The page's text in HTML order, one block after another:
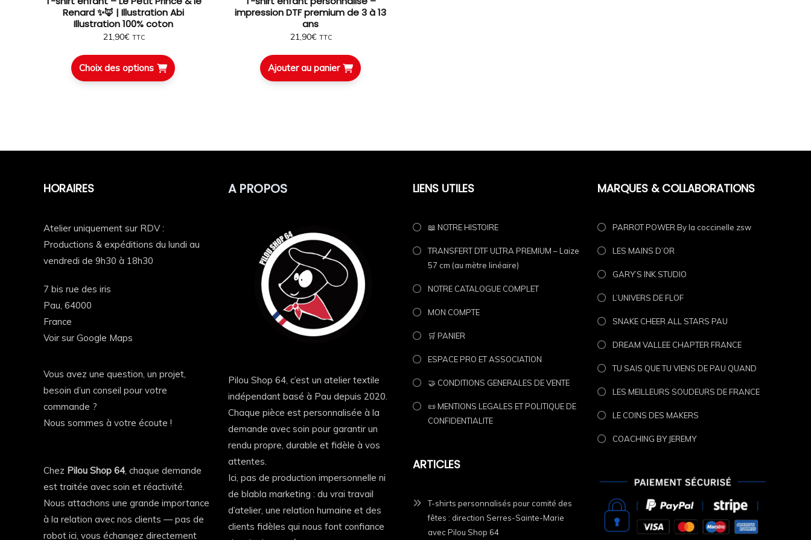
Impression DTF ultra premium Pilou Shop 64 🖨️🔥
la souplesse du textile.
© 2026Pilou Shop 64
Les textes, photographies, vidéos, illustrations, créations graphiques et descriptions présents sur cette fiche produit constituent des œuvres originales
protégées par le Code de la propriété intellectuelle.
Renard ✨🦊 | Illustration Abi
Illustration 100% coton
21,90€ TTC
Choix des options
impression DTF premium de 3 à 13
ans
21,90€ TTC
Ajouter au panier
HORAIRES
Atelier uniquement sur RDV :
Productions & expéditions du lundi au
vendredi de 9h30 à 18h30
7 bis rue des iris
Pau,64000
France
Voir sur Google Maps
Vous avez une question, un projet,
besoin d’un conseil pour votre
commande ?
Nous sommes à votre écoute !
Chez Pilou Shop 64, chaque demande
est traitée avec soin et réactivité.
Nous attachons une grande importance
à la relation avec nos clients — pas de
robot ici, vous échangez directement
A PROPOS
Pilou Shop 64, c’est un atelier textile
indépendant basé à Pau depuis 2020.
Chaque pièce est personnalisée à la
demande avec soin pour garantir un
rendu propre, durable et fidèle à vos
attentes.
Ici, pas de production impersonnelle ni
de blabla marketing : du vrai travail
d’atelier, une relation humaine et des
clients fidèles qui nous font confiance
LIENS UTILES
📖 NOTRE HISTOIRE
TRANSFERT DTF ULTRA PREMIUM – Laize
57 cm (au mètre linéaire)
NOTRE CATALOGUE COMPLET
MON COMPTE
🛒 PANIER
ESPACE PRO ET ASSOCIATION
🤝 CONDITIONS GENERALES DE VENTE
📜 MENTIONS LEGALES ET POLITIQUE DE
CONFIDENTIALITE
ARTICLES
T-shirts personnalisés pour comité des
fêtes : direction Serres-Sainte-Marie
avec Pilou Shop 64
MARQUES & COLLABORATIONS
PARROT POWER By la coccinelle zsw
LES MAINS D’OR
GARY’S INK STUDIO
L’UNIVERS DE FLOF
SNAKE CHEER ALL STARS PAU
DREAM VALLEE CHAPTER FRANCE
TU SAIS QUE TU VIENS DE PAU QUAND
LES MEILLEURS SOUDEURS DE FRANCE
LE COINS DES MAKERS
COACHING BY JEREMY